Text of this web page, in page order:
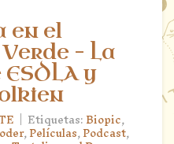
en el
– La
y
| Etiquetas:Biopic,
,Películas,Podcast,